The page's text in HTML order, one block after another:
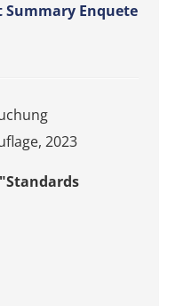
Enquete
2023
"Standards